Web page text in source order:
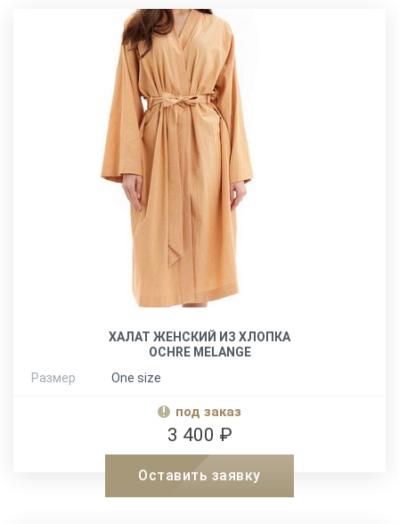
ХАЛАТ ЖЕНСКИЙ ИЗ ХЛОПКА
OCHRE MELANGE
Размер
One size
под заказ
3 400 ₽
Оставить заявку